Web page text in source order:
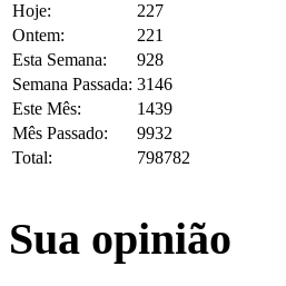
Hoje:
227
Ontem:
221
Esta Semana:
928
Semana Passada: 3146
Este Mês:
1439
Mês Passado:
9932
Total:
798782
Sua opinião